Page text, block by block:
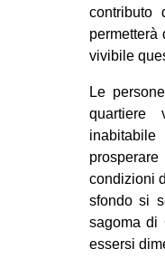
contributo
permetterà
vivibile
Le
condizioni
sfondo si
sagoma di
essersi